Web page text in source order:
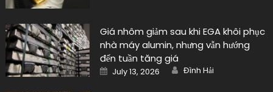
Giá nhôm giảm sau khi EGA khôi phục
nhà máy alumin, nhưng vẫn hướng
đến tuần tăng giá
Posted
on
July 13, 2026 Author
Đình Hải